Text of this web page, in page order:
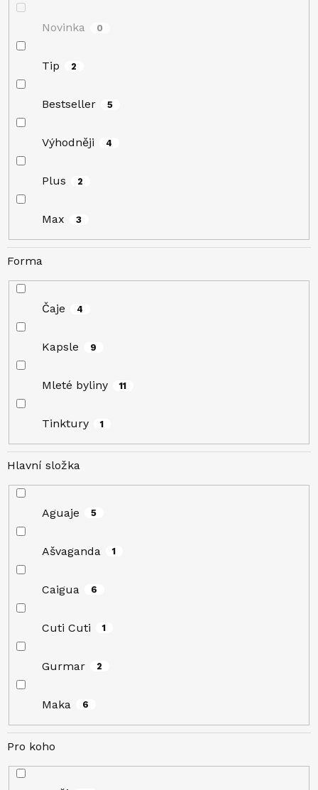
Novinka 0
Tip 2
Bestseller 5
Výhodněji 4
Plus 2
Max 3
Forma
Čaje 4
Kapsle 9
Mleté byliny 11
Tinktury 1
Hlavní složka
Aguaje 5
Ašvaganda 1
Caigua 6
Cuti Cuti 1
Gurmar 2
Maka 6
Pro koho